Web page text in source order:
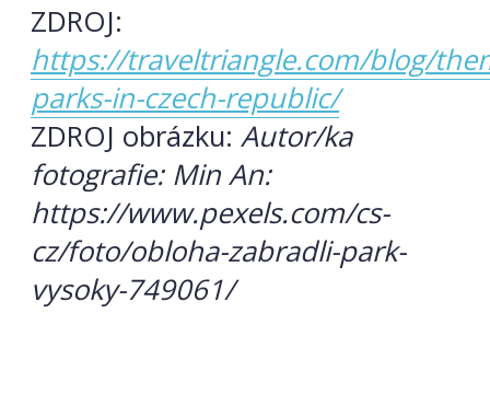
ZDROJ:
https://traveltriangle.com/blog/
parks-in-czech-republic/
ZDROJ obrázku: Autor/ka
fotografie: Min An:
https://www.pexels.com/cs-
cz/foto/obloha-zabradli-park-
vysoky-749061/